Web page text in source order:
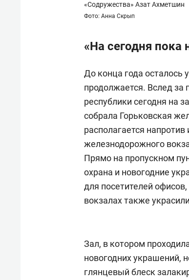
«Содружества» Азат Ахметшин
Фото: Анна Скрып
«На сегодня пока
До конца года осталось
продолжается. Вслед за
республики сегодня на
собрала Горьковская
располагается
железнодорожного
Прямо на пропускном
охрана и новогодние
для посетителей
вокзалах также
Зал, в котором
новогодних украшений,
глянцевый блеск